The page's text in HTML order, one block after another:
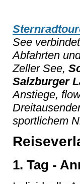
See verbindet
Abfahrten
Zeller See,
Salzburger
Anstiege,
sportlichem
1. Tag -